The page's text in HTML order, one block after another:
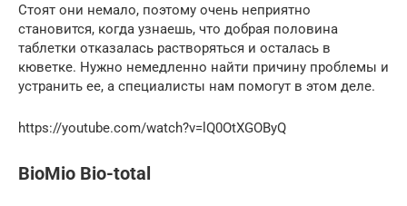
Стоят они немало, поэтому очень неприятно
становится, когда узнаешь, что добрая половина
таблетки отказалась растворяться и осталась в
кюветке. Нужно немедленно найти причину проблемы и
устранить ее, а специалисты нам помогут в этом деле.
https://youtube.com/watch?v=lQ0OtXGOByQ
BioMio Bio-total